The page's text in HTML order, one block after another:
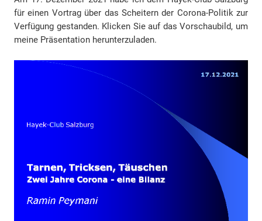
für einen Vortrag über das Scheitern der Corona-Politik zur
Verfügung gestanden. Klicken Sie auf das Vorschaubild, um
meine Präsentation herunterzuladen.